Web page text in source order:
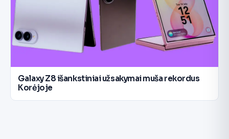
Galaxy Z8 išankstiniai užsakymai muša rekordus
Korėjoje